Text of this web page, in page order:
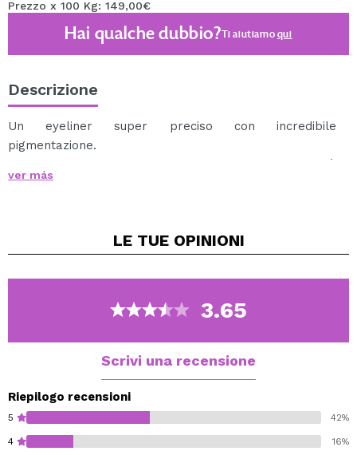
Prezzo x 100 Kg: 149,00€
Hai qualche dubbio?Ti aiutiamoqui
Descrizione
Un eyeliner super preciso con incredibile
pigmentazione.
Otterrai un aspetto accurato e un'intensità
impressionante.
ver más
LE TUE OPINIONI
3.65
Scrivi una recensione
Riepilogo recensioni
5 42%
4 16%